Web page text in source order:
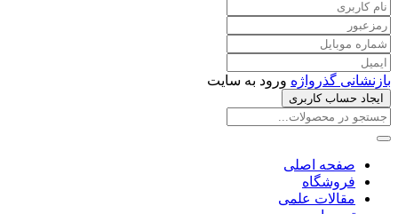
بازنشانی گذرواژه ورود به سایت
ایجاد حساب کاربری
صفحه اصلی
فروشگاه
مقالات علمی